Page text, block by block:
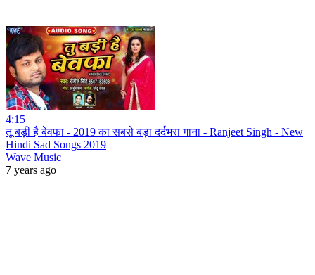
4:15
तू बड़ी है बेवफा - 2019 का सबसे बड़ा दर्दभरा गाना - Ranjeet Singh - New
Hindi Sad Songs 2019
Wave Music
7 years ago